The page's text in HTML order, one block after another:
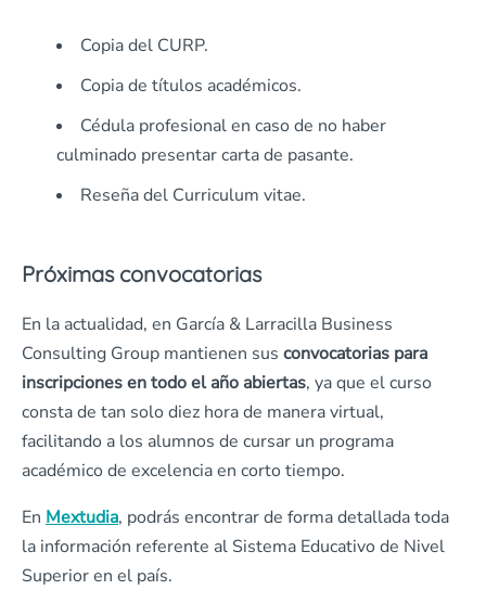
Copia del CURP.
Copia de títulos académicos.
Cédula profesional en caso de no haber
culminado presentar carta de pasante.
Reseña del Curriculum vitae.
Próximas convocatorias
En la actualidad, en García & Larracilla Business
Consulting Group mantienen sus convocatorias para
inscripciones en todo el año abiertas, ya que el curso
consta de tan solo diez hora de manera virtual,
facilitando a los alumnos de cursar un programa
académico de excelencia en corto tiempo.
En Mextudia, podrás encontrar de forma detallada toda
la información referente al Sistema Educativo de Nivel
Superior en el país.